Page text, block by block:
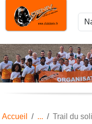
Accueil Trail du
Panneau de gestion des